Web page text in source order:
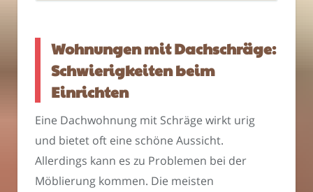
Wohnungen mit Dachschräge:
Schwierigkeiten beim
Einrichten
Eine Dachwohnung mit Schräge wirkt urig
und bietet oft eine schöne Aussicht.
Allerdings kann es zu Problemen bei der
Möblierung kommen. Die meisten